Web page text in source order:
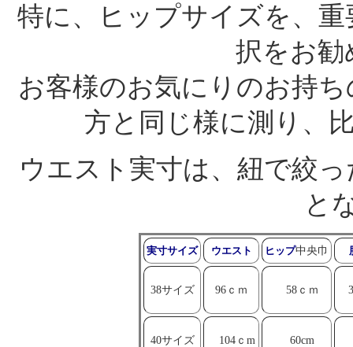
特に、ヒップサイズを、
択をお勧
お客様のお気にりのお持
方と同じ様に測り、
ウエスト実寸は、紐で絞
と
実寸サイズ ウエスト ヒップ中央巾
38サイズ 96ｃｍ 58ｃｍ
40サイズ 104ｃm 60cm